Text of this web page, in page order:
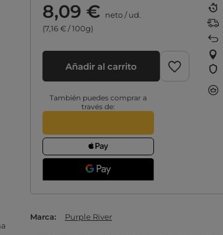
8,09 € neto/ud.
(7,16 € / 100g)
Añadir al carrito
También puedes comprar a
través de:
Marca Purple River